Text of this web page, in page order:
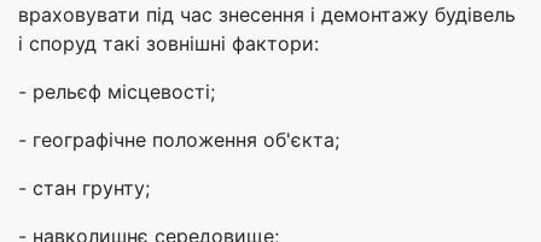
враховувати під час знесення і демонтажу будівель
і споруд такі зовнішні фактори:
- рельєф місцевості;
- географічне положення об'єкта;
- стан грунту;
- навколишнє середовище;